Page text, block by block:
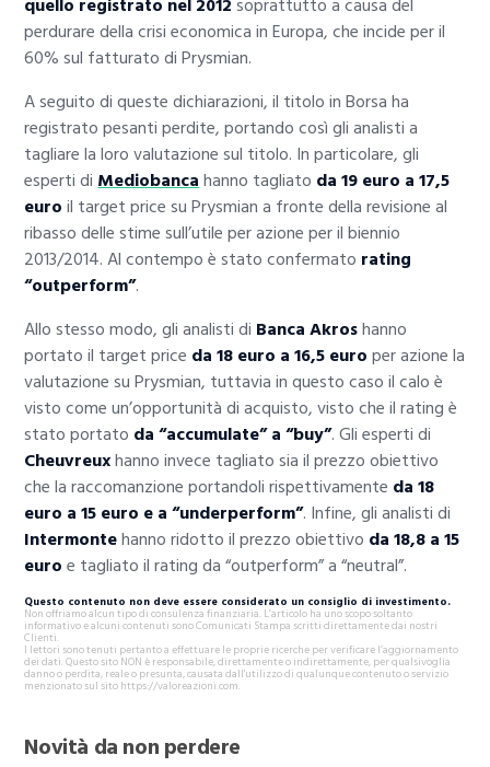
quello registrato nel 2012soprattutto a causa del
perdurare della crisi economica in Europa, che incide per il
60% sul fatturato di Prysmian.
A seguito di queste dichiarazioni, il titolo in Borsa ha
registrato pesanti perdite, portando così gli analisti a
tagliare la loro valutazione sul titolo. In particolare, gli
esperti diMediobancahanno tagliato da 19 euro a 17,5
euroil target price su Prysmian a fronte della revisione al
ribasso delle stime sull’utile per azione per il biennio
2013/2014. Al contempo è stato confermato rating
“outperform”.
Allo stesso modo, gli analisti di Banca Akroshanno
portato il target price da 18 euro a 16,5 europer azione la
valutazione su Prysmian, tuttavia in questo caso il calo è
visto come un’opportunità di acquisto, visto che il rating è
stato portato da “accumulate” a “buy”. Gli esperti di
Cheuvreuxhanno invece tagliato sia il prezzo obiettivo
che la raccomanzione portandoli rispettivamente da 18
euro a 15 euro e a “underperform”. Infine, gli analisti di
Intermontehanno ridotto il prezzo obiettivo da 18,8 a 15
euroe tagliato il rating da “outperform” a “neutral”.
Questo contenuto non deve essere considerato un consiglio di investimento.
Non offriamo alcun tipo di consulenza finanziaria. L’articolo ha uno scopo soltanto
informativo e alcuni contenuti sono Comunicati Stampa scritti direttamente dai nostri
Clienti.
I lettori sono tenuti pertanto a effettuare le proprie ricerche per verificare l’aggiornamento
dei dati. Questo sito NON è responsabile, direttamente o indirettamente, per qualsivoglia
danno o perdita, reale o presunta, causata dall'utilizzo di qualunque contenuto o servizio
menzionato sul sito https://valoreazioni.com.
Novità da non perdere